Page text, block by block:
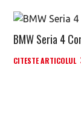
BMW Seria 4
CITESTE ARTICOLUL